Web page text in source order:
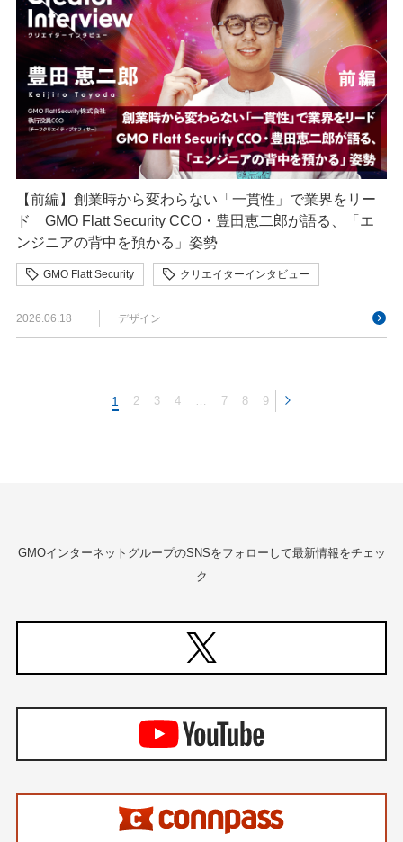
【前編】創業時から変わらない「一貫性」で業界をリー
ド GMO Flatt Security CCO・豊田恵二郎が語る、「エ
ンジニアの背中を預かる」姿勢
GMO Flatt Security
クリエイターインタビュー
2026.06.18
デザイン
1 2 3 4 … 7 8 9
GMOインターネットグループのSNSをフォローして最新情報をチェッ
ク